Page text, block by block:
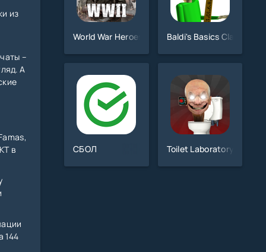
из
–
А
в
144
World War Heroes Test Baldi's Basics Classic
СБОЛ Toilet Laboratory